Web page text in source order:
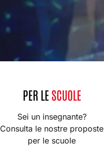
PER LE SCUOLE
Sei un insegnante?
Consulta le nostre proposte
per le scuole